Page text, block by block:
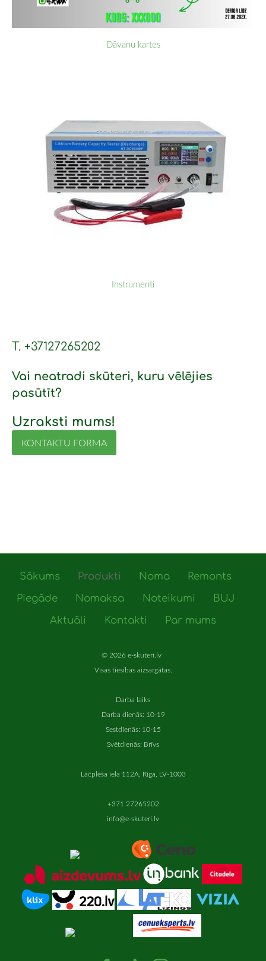
T. +37127265202
Vai neatradi skūteri, kuru vēlējies
pasūtīt?
Uzraksti mums!
KONTAKTU FORMA
Dāvanu kartes
Instrumenti
Sākums Produkti Noma
Remonts
Piegāde
Nomaksa Noteikumi
BUJ
Aktuāli
Kontakti Par mums
© 2026 e-skuteri.lv
Visas tiesības aizsargātas.
Darba laiks
Darba dienās: 10-19
Sestdienās: 10-15
Svētdienās: Brīvs
Lāčplēša iela 112A, Rīga, LV-1003
+371 27265202
info@e-skuteri.lv